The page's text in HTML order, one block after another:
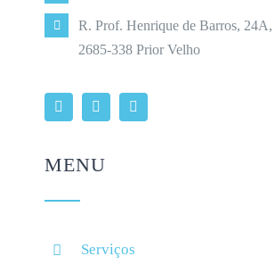
R. Prof. Henrique de Barros, 24A,
2685-338 Prior Velho
MENU
Serviços